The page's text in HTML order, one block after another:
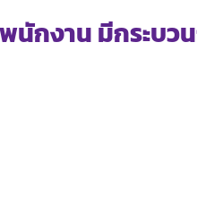
นักงาน มีกระบ